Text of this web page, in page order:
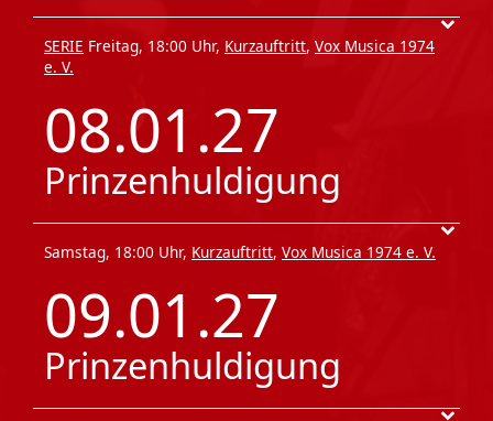
SERIE Freitag, 18:00 Uhr, Kurzauftritt, Vox Musica 1974
e. V.
08.01.27
Prinzenhuldigung
Samstag, 18:00 Uhr, Kurzauftritt, Vox Musica 1974 e. V.
09.01.27
Prinzenhuldigung